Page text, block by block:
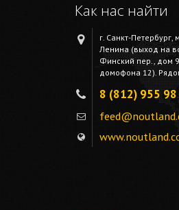
Как нас найти
г. Санкт-
Ленина (выход на
Финский пер., дом
домофона 12).
8 (812) 955 98